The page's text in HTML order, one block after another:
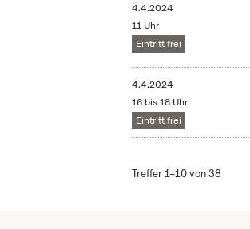
4.4.2024
11 Uhr
Eintritt frei
4.4.2024
16 bis 18 Uhr
Eintritt frei
Treffer 1–10 von 38